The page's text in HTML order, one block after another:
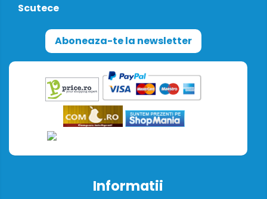
Scutece
Aboneaza-te la newsletter
Informatii